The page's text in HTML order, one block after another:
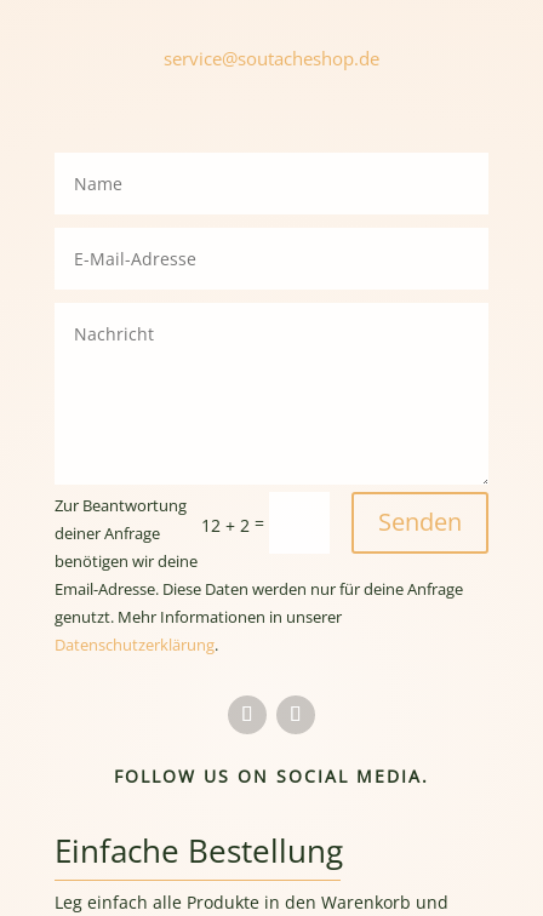
service@soutacheshop.de
12 + 2 = Senden
Zur Beantwortung
deiner Anfrage
benötigen wir deine
Email-Adresse. Diese Daten werden nur für deine Anfrage
genutzt. Mehr Informationen in unserer
Datenschutzerklärung.
FOLLOW US ON SOCIAL MEDIA.
Einfache Bestellung
Leg einfach alle Produkte in den Warenkorb und